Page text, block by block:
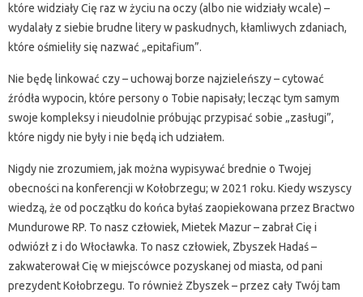
które widziały Cię raz w życiu na oczy (albo nie widziały wcale) –
wydalały z siebie brudne litery w paskudnych, kłamliwych zdaniach,
które ośmieliły się nazwać „epitafium”.
Nie będę linkować czy – uchowaj borze najzieleńszy – cytować
źródła wypocin, które persony o Tobie napisały; lecząc tym samym
swoje kompleksy i nieudolnie próbując przypisać sobie „zasługi”,
które nigdy nie były i nie będą ich udziałem.
Nigdy nie zrozumiem, jak można wypisywać brednie o Twojej
obecności na konferencji w Kołobrzegu; w 2021 roku. Kiedy wszyscy
wiedzą, że od początku do końca byłaś zaopiekowana przez Bractwo
Mundurowe RP. To nasz człowiek, Mietek Mazur – zabrał Cię i
odwiózł z i do Włocławka. To nasz człowiek, Zbyszek Hadaś –
zakwaterował Cię w miejscówce pozyskanej od miasta, od pani
prezydent Kołobrzegu. To również Zbyszek – przez cały Twój tam